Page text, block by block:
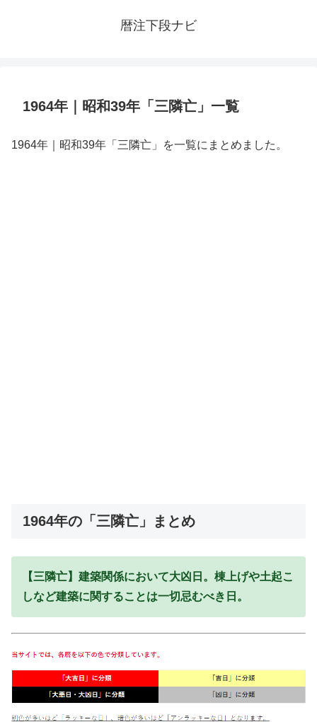
暦注下段ナビ
1964年｜昭和39年「三隣亡」一覧
1964年｜昭和39年「三隣亡」を一覧にまとめました。
1964年の「三隣亡」まとめ
【三隣亡】建築関係において大凶日。棟上げや土起こ
しなど建築に関することは一切忌むべき日。